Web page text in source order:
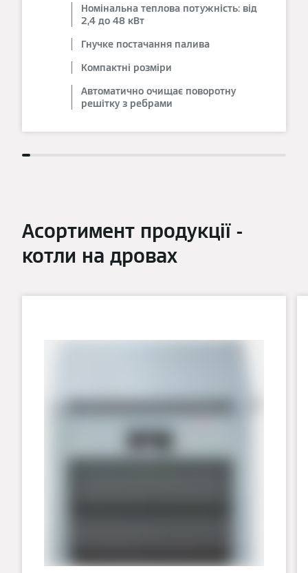
Номінальна теплова потужність: від
2,4 до 48 кВт
Гнучке постачання палива
Компактні розміри
Автоматично очищає поворотну
решітку з ребрами
Асортимент продукції -
котли на дровах